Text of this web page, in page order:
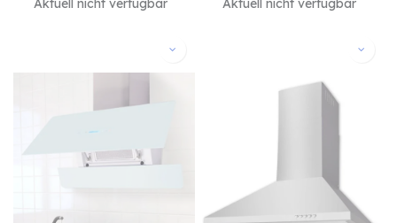
Aktuell nicht verfügbar Aktuell nicht verfügbar